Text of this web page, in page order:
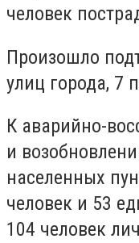
человек
Произошло
улиц города, 7
К аварийно-
и
населенных
человек и 53
104 человек